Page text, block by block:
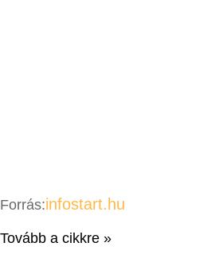
Forrás:infostart.hu
Tovább a cikkre »